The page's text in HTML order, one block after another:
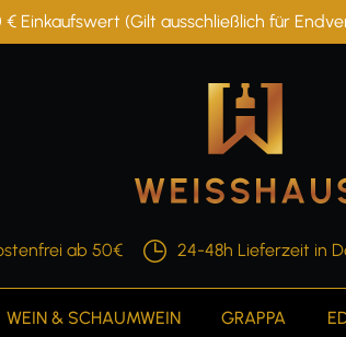
Einkaufswert (Gilt ausschließlich für
ab 50€ 24-48h Lieferzeit in
WEIN & SCHAUMWEIN GRAPPA